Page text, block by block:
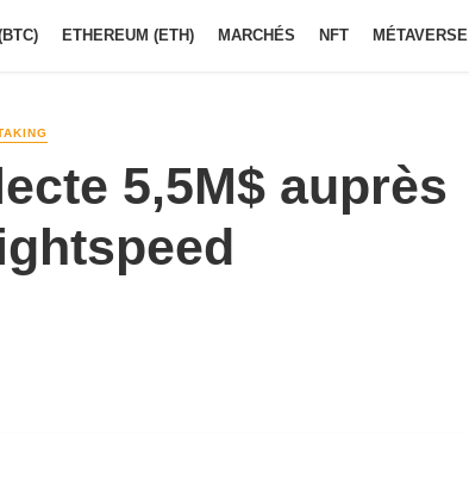
ETHEREUM (ETH) MARCHÉS NFT MÉTAVERSE
5,5M$ auprès